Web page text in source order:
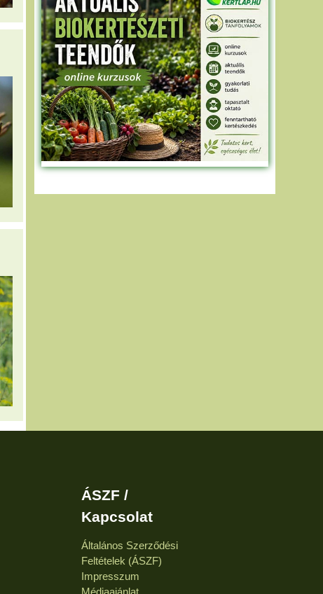
ÁSZF /
Kapcsolat
Általános Szerződési
Feltételek (ÁSZF)
Impresszum
Médiaajánlat